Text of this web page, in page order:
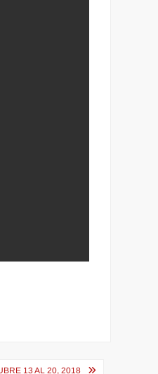
13 AL 20, 2018